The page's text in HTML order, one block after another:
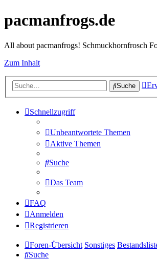
pacmanfrogs.de
All about pacmanfrogs! Schmuckhornfrosch
Zum Inhalt
Suche
Schnellzugriff
Unbeantwortete Themen
Aktive Themen
Suche
Das Team
FAQ
Anmelden
Registrieren
Foren-Übersicht Sonstiges
Suche